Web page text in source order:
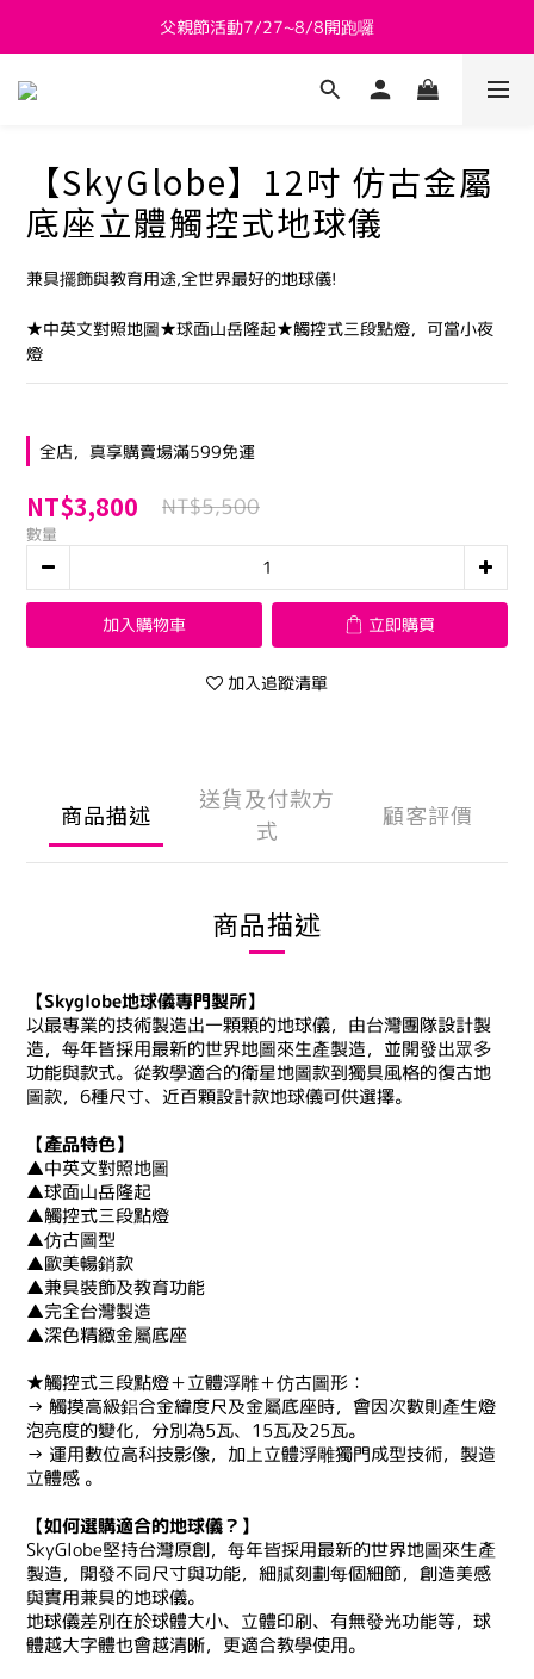
新會員送 $800購物金
父親節活動7/27~8/8開跑囉
新會員送 $800購物金
【SkyGlobe】12吋 仿古金屬
底座立體觸控式地球儀
兼具擺飾與教育用途,全世界最好的地球儀!
★中英文對照地圖★球面山岳隆起★觸控式三段點燈，可當小夜
燈
全店，真享購賣場滿599免運
NT$3,800 NT$5,500
數量
加入購物車 立即購買
加入追蹤清單
商品描述
送貨及付款方
式
顧客評價
商品描述
【Skyglobe地球儀專門製所】
以最專業的技術製造出一顆顆的地球儀，由台灣團隊設計製
造，每年皆採用最新的世界地圖來生產製造，並開發出眾多
功能與款式。從教學適合的衛星地圖款到獨具風格的復古地
圖款，6種尺寸、近百顆設計款地球儀可供選擇。
【產品特色】
▲中英文對照地圖
▲球面山岳隆起
▲觸控式三段點燈
▲仿古圖型
▲歐美暢銷款
▲兼具裝飾及教育功能
▲完全台灣製造
▲深色精緻金屬底座
★觸控式三段點燈＋立體浮雕＋仿古圖形：
→ 觸摸高級鋁合金緯度尺及金屬底座時，會因次數則產生燈
泡亮度的變化，分別為5瓦、15瓦及25瓦。
→ 運用數位高科技影像，加上立體浮雕獨門成型技術，製造
立體感 。
【如何選購適合的地球儀？】
SkyGlobe堅持台灣原創，每年皆採用最新的世界地圖來生產
製造，開發不同尺寸與功能，細膩刻劃每個細節，創造美感
與實用兼具的地球儀。
地球儀差別在於球體大小、立體印刷、有無發光功能等，球
體越大字體也會越清晰，更適合教學使用。